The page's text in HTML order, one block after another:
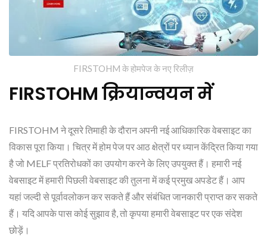
FIRSTOHM के होमपेज के नए रिलीज़
FIRSTOHM क्रियान्वयन में
FIRSTOHM ने दूसरे तिमाही के दौरान अपनी नई आधिकारिक वेबसाइट का
विकास पूरा किया। चित्र में होम पेज पर आठ क्षेत्रों पर ध्यान केंद्रित किया गया
है जो MELF प्रतिरोधकों का उपयोग करने के लिए उपयुक्त हैं। हमारी नई
वेबसाइट में हमारी पिछली वेबसाइट की तुलना में कई प्रमुख अपडेट हैं। आप
यहां जल्दी से पूर्वावलोकन कर सकते हैं और संबंधित जानकारी प्राप्त कर सकते
हैं। यदि आपके पास कोई सुझाव है, तो कृपया हमारी वेबसाइट पर एक संदेश
छोड़ें।